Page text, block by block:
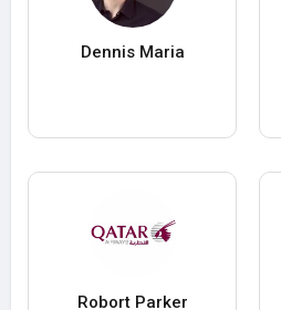
Dennis Maria
Robort Parker